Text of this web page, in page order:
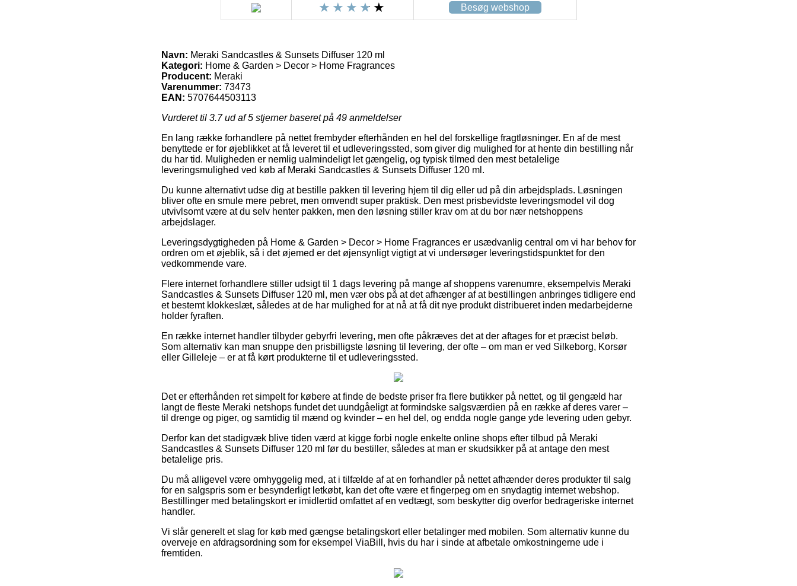
Besøg webshop
Navn: Meraki Sandcastles & Sunsets Diffuser 120 ml
Kategori: Home & Garden > Decor > Home Fragrances
Producent: Meraki
Varenummer: 73473
EAN: 5707644503113
Vurderet til 3.7ud af 5 stjerner baseret på 49 anmeldelser
En lang række forhandlere på nettet frembyder efterhånden en hel del forskellige fragtløsninger. En af de mest
benyttede er for øjeblikket at få leveret til et udleveringssted, som giver dig mulighed for at hente din bestilling når
du har tid. Muligheden er nemlig ualmindeligt let gængelig, og typisk tilmed den mest betalelige
leveringsmulighed ved køb af Meraki Sandcastles & Sunsets Diffuser 120 ml.
Du kunne alternativt udse dig at bestille pakken til levering hjem til dig eller ud på din arbejdsplads. Løsningen
bliver ofte en smule mere pebret, men omvendt super praktisk. Den mest prisbevidste leveringsmodel vil dog
utvivlsomt være at du selv henter pakken, men den løsning stiller krav om at du bor nær netshoppens
arbejdslager.
Leveringsdygtigheden på Home & Garden > Decor > Home Fragrances er usædvanlig central om vi har behov for
ordren om et øjeblik, så i det øjemed er det øjensynligt vigtigt at vi undersøger leveringstidspunktet for den
vedkommende vare.
Flere internet forhandlere stiller udsigt til 1 dags levering på mange af shoppens varenumre, eksempelvis Meraki
Sandcastles & Sunsets Diffuser 120 ml, men vær obs på at det afhænger af at bestillingen anbringes tidligere end
et bestemt klokkeslæt, således at de har mulighed for at nå at få dit nye produkt distribueret inden medarbejderne
holder fyraften.
En række internet handler tilbyder gebyrfri levering, men ofte påkræves det at der aftages for et præcist beløb.
Som alternativ kan man snuppe den prisbilligste løsning til levering, der ofte – om man er ved Silkeborg, Korsør
eller Gilleleje – er at få kørt produkterne til et udleveringssted.
Det er efterhånden ret simpelt for købere at finde de bedste priser fra flere butikker på nettet, og til gengæld har
langt de fleste Meraki netshops fundet det uundgåeligt at formindske salgsværdien på en række af deres varer –
til drenge og piger, og samtidig til mænd og kvinder – en hel del, og endda nogle gange yde levering uden gebyr.
Derfor kan det stadigvæk blive tiden værd at kigge forbi nogle enkelte online shops efter tilbud på Meraki
Sandcastles & Sunsets Diffuser 120 ml før du bestiller, således at man er skudsikker på at antage den mest
betalelige pris.
Du må alligevel være omhyggelig med, at i tilfælde af at en forhandler på nettet afhænder deres produkter til salg
for en salgspris som er besynderligt letkøbt, kan det ofte være et fingerpeg om en snydagtig internet webshop.
Bestillinger med betalingskort er imidlertid omfattet af en vedtægt, som beskytter dig overfor bedrageriske internet
handler.
Vi slår generelt et slag for køb med gængse betalingskort eller betalinger med mobilen. Som alternativ kunne du
overveje en afdragsordning som for eksempel ViaBill, hvis du har i sinde at afbetale omkostningerne ude i
fremtiden.